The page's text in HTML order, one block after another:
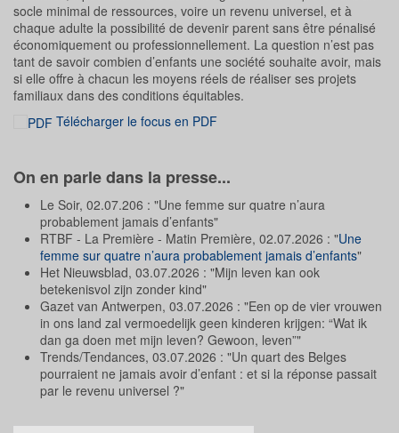
socle minimal de ressources, voire un revenu universel, et à
chaque adulte la possibilité de devenir parent sans être pénalisé
économiquement ou professionnellement. La question n’est pas
tant de savoir combien d’enfants une société souhaite avoir, mais
si elle offre à chacun les moyens réels de réaliser ses projets
familiaux dans des conditions équitables.
Télécharger le focus en PDF
On en parle dans la presse...
Le Soir, 02.07.206 : "Une femme sur quatre n’aura
probablement jamais d’enfants"
RTBF - La Première - Matin Première, 02.07.2026 : "Une
femme sur quatre n’aura probablement jamais d’enfants"
Het Nieuwsblad, 03.07.2026 : "Mijn leven kan ook
betekenisvol zijn zonder kind"
Gazet van Antwerpen, 03.07.2026 : "Een op de vier vrouwen
in ons land zal vermoedelijk geen kinderen krijgen: “Wat ik
dan ga doen met mijn leven? Gewoon, leven”"
Trends/Tendances, 03.07.2026 : "Un quart des Belges
pourraient ne jamais avoir d’enfant : et si la réponse passait
par le revenu universel ?"